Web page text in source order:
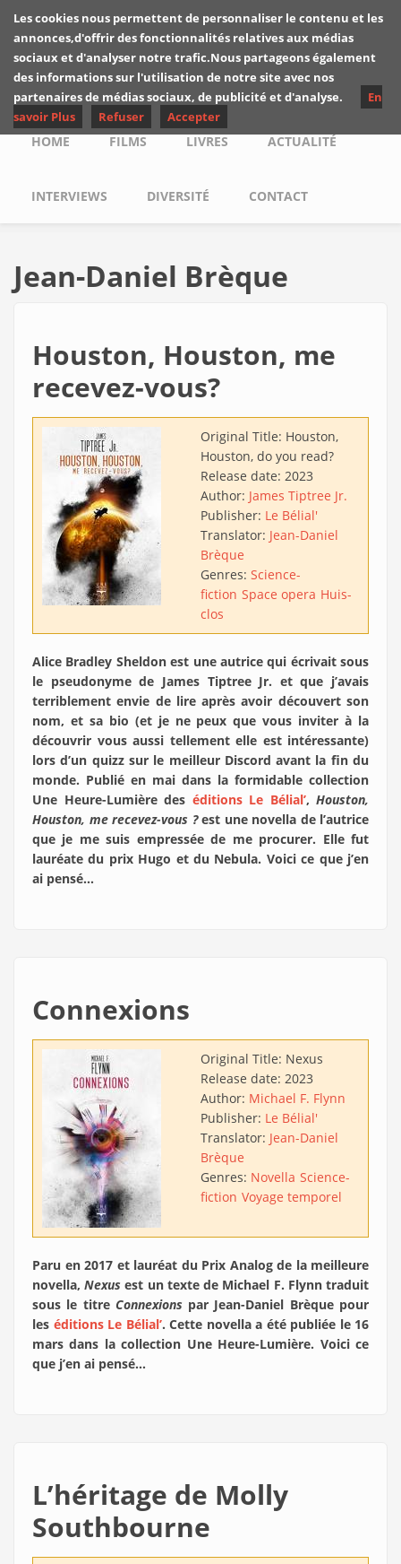
Skip to main content
Les critiques de
Yuyine
Main menu
HOME FILMS LIVRES ACTUALITÉ
INTERVIEWS DIVERSITÉ CONTACT
Jean-Daniel Brèque
Houston, Houston, me
recevez-vous?
Original Title: Houston,
Houston, do you read?
Release date: 2023
Author: James Tiptree Jr.
Publisher: Le Bélial'
Translator: Jean-Daniel
Brèque
Genres: Science-
fiction Space opera Huis-
clos
Alice Bradley Sheldon est une autrice qui écrivait sous
le pseudonyme de James Tiptree Jr. et que j’avais
terriblement envie de lire après avoir découvert son
nom, et sa bio (et je ne peux que vous inviter à la
découvrir vous aussi tellement elle est intéressante)
lors d’un quizz sur le meilleur Discord avant la fin du
monde. Publié en mai dans la formidable collection
Une Heure-Lumière des éditions Le Bélial’, Houston,
Houston, me recevez-vous ?est une novella de l’autrice
que je me suis empressée de me procurer. Elle fut
lauréate du prix Hugo et du Nebula. Voici ce que j’en
ai pensé…
Connexions
Original Title: Nexus
Release date: 2023
Author: Michael F. Flynn
Publisher: Le Bélial'
Translator: Jean-Daniel
Brèque
Genres: Novella Science-
fiction Voyage temporel
Paru en 2017 et lauréat du Prix Analog de la meilleure
novella,Nexus est un texte de Michael F. Flynn traduit
sous le titre Connexions par Jean-Daniel Brèque pour
les éditions Le Bélial’. Cette novella a été publiée le 16
mars dans la collection Une Heure-Lumière. Voici ce
que j’en ai pensé…
L’héritage de Molly
Southbourne
Les cookies nous permettent de personnaliser le contenu et les
annonces,d'offrir des fonctionnalités relatives aux médias
sociaux et d'analyser notre trafic.Nous partageons également
des informations sur l'utilisation de notre site avec nos
partenaires de médias sociaux, de publicité et d'analyse.
En
savoir Plus
Refuser Accepter